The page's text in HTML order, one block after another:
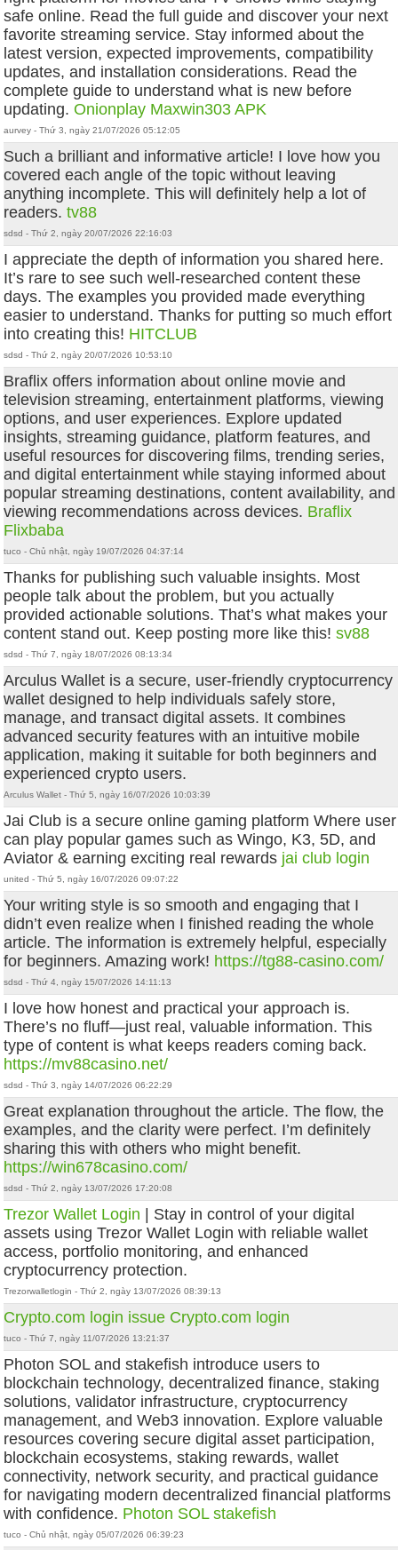
safe online. Read the full guide and discover your next
favorite streaming service. Stay informed about the
latest version, expected improvements, compatibility
updates, and installation considerations. Read the
complete guide to understand what is new before
updating.Onionplay Maxwin303 APK
aurvey - Thứ 3, ngày 21/07/2026 05:12:05
Such a brilliant and informative article! I love how you
covered each angle of the topic without leaving
anything incomplete. This will definitely help a lot of
readers.tv88
sdsd - Thứ 2, ngày 20/07/2026 22:16:03
I appreciate the depth of information you shared here.
It’s rare to see such well-researched content these
days. The examples you provided made everything
easier to understand. Thanks for putting so much effort
into creating this! HITCLUB
sdsd - Thứ 2, ngày 20/07/2026 10:53:10
Braflix offers information about online movie and
television streaming, entertainment platforms, viewing
options, and user experiences. Explore updated
insights, streaming guidance, platform features, and
useful resources for discovering films, trending series,
and digital entertainment while staying informed about
popular streaming destinations, content availability, and
viewing recommendations across devices. Braflix
Flixbaba
tuco - Chủ nhật, ngày 19/07/2026 04:37:14
Thanks for publishing such valuable insights. Most
people talk about the problem, but you actually
provided actionable solutions. That’s what makes your
content stand out. Keep posting more like this!sv88
sdsd - Thứ 7, ngày 18/07/2026 08:13:34
Arculus Wallet is a secure, user-friendly cryptocurrency
wallet designed to help individuals safely store,
manage, and transact digital assets. It combines
advanced security features with an intuitive mobile
application, making it suitable for both beginners and
experienced crypto users.
Arculus Wallet - Thứ 5, ngày 16/07/2026 10:03:39
Jai Club is a secure online gaming platform Where user
can play popular games such as Wingo, K3, 5D, and
Aviator & earning exciting real rewards jai club login
united - Thứ 5, ngày 16/07/2026 09:07:22
Your writing style is so smooth and engaging that I
didn’t even realize when I finished reading the whole
article. The information is extremely helpful, especially
for beginners. Amazing work! https://tg88-casino.com/
sdsd - Thứ 4, ngày 15/07/2026 14:11:13
I love how honest and practical your approach is.
There’s no fluff—just real, valuable information. This
type of content is what keeps readers coming back.
https://mv88casino.net/
sdsd - Thứ 3, ngày 14/07/2026 06:22:29
Great explanation throughout the article. The flow, the
examples, and the clarity were perfect. I’m definitely
sharing this with others who might benefit.
https://win678casino.com/
sdsd - Thứ 2, ngày 13/07/2026 17:20:08
Trezor Wallet Login | Stay in control of your digital
assets using Trezor Wallet Login with reliable wallet
access, portfolio monitoring, and enhanced
cryptocurrency protection.
Trezorwalletlogin - Thứ 2, ngày 13/07/2026 08:39:13
Crypto.com login issue Crypto.com login
tuco - Thứ 7, ngày 11/07/2026 13:21:37
Photon SOL and stakefish introduce users to
blockchain technology, decentralized finance, staking
solutions, validator infrastructure, cryptocurrency
management, and Web3 innovation. Explore valuable
resources covering secure digital asset participation,
blockchain ecosystems, staking rewards, wallet
connectivity, network security, and practical guidance
for navigating modern decentralized financial platforms
with confidence. Photon SOL stakefish
tuco - Chủ nhật, ngày 05/07/2026 06:39:23